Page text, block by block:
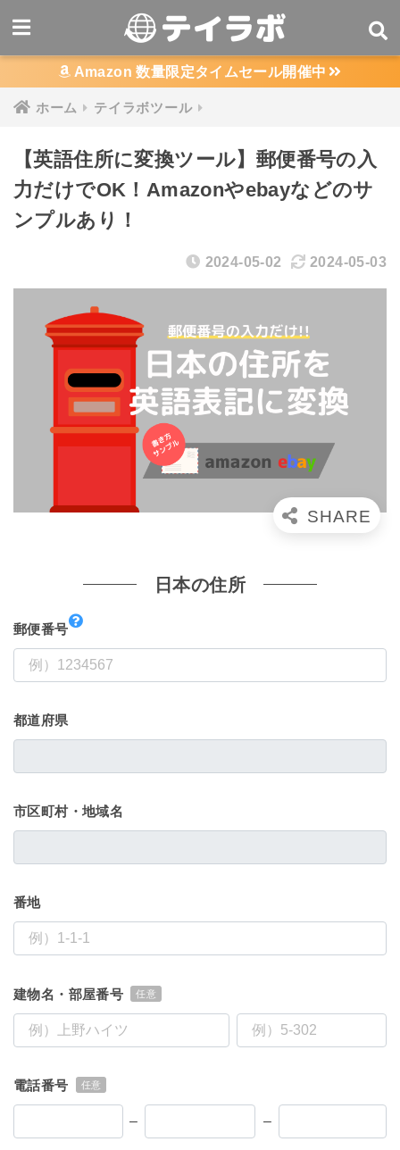
Amazon 数量限定タイムセール開催中
ホーム テイラボツール
【英語住所に変換ツール】郵便番号の入
力だけでOK！Amazonやebayなどのサ
ンプルあり！
2024-05-02 2024-05-03
日本の住所
郵便番号
都道府県
市区町村・地域名
番地
建物名・部屋番号 任意
電話番号 任意
– –